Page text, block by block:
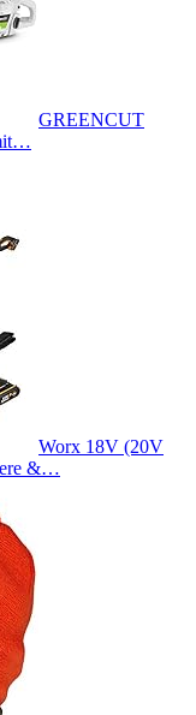
GREENCUT
Worx 18V (20V
&…